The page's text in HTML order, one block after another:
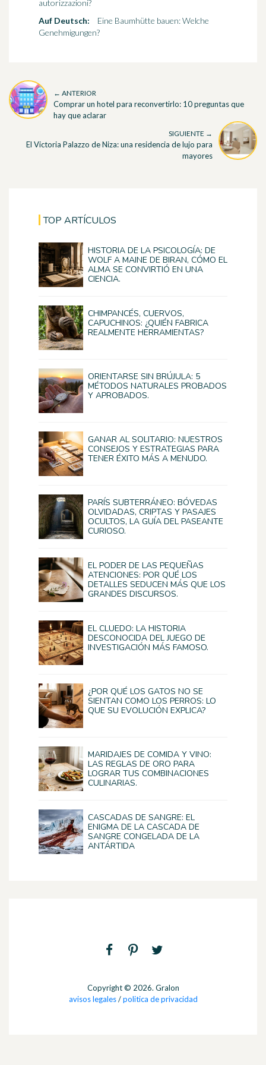
autorizzazioni?
Auf Deutsch:
Eine Baumhütte bauen: Welche
Genehmigungen?
← ANTERIOR
Comprar un hotel para reconvertirlo: 10 preguntas que
hay que aclarar
SIGUIENTE →
El Victoria Palazzo de Niza: una residencia de lujo para
mayores
TOP ARTÍCULOS
HISTORIA DE LA PSICOLOGÍA: DE
WOLF A MAINE DE BIRAN, CÓMO EL
ALMA SE CONVIRTIÓ EN UNA
CIENCIA.
CHIMPANCÉS, CUERVOS,
CAPUCHINOS: ¿QUIÉN FABRICA
REALMENTE HERRAMIENTAS?
ORIENTARSE SIN BRÚJULA: 5
MÉTODOS NATURALES PROBADOS
Y APROBADOS.
GANAR AL SOLITARIO: NUESTROS
CONSEJOS Y ESTRATEGIAS PARA
TENER ÉXITO MÁS A MENUDO.
PARÍS SUBTERRÁNEO: BÓVEDAS
OLVIDADAS, CRIPTAS Y PASAJES
OCULTOS, LA GUÍA DEL PASEANTE
CURIOSO.
EL PODER DE LAS PEQUEÑAS
ATENCIONES: POR QUÉ LOS
DETALLES SEDUCEN MÁS QUE LOS
GRANDES DISCURSOS.
EL CLUEDO: LA HISTORIA
DESCONOCIDA DEL JUEGO DE
INVESTIGACIÓN MÁS FAMOSO.
¿POR QUÉ LOS GATOS NO SE
SIENTAN COMO LOS PERROS: LO
QUE SU EVOLUCIÓN EXPLICA?
MARIDAJES DE COMIDA Y VINO:
LAS REGLAS DE ORO PARA
LOGRAR TUS COMBINACIONES
CULINARIAS.
CASCADAS DE SANGRE: EL
ENIGMA DE LA CASCADA DE
SANGRE CONGELADA DE LA
ANTÁRTIDA
Copyright © 2026. Gralon
avisos legales/politica de privacidad